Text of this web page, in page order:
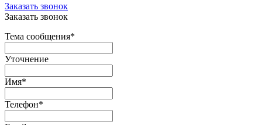
Заказать звонок
Заказать звонок
Тема сообщения*
Уточнение
Имя*
Телефон*